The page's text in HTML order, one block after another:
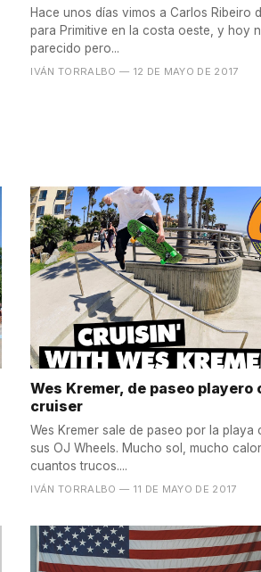
Hace unos días vimos a Carlos Ribeiro
para Primitive en la costa oeste, y hoy
parecido pero...
IVÁN TORRALBO — 12 DE MAYO DE 2017
Wes Kremer, de paseo playero
cruiser
Wes Kremer sale de paseo por la playa
sus OJ Wheels. Mucho sol, mucho
cuantos trucos....
IVÁN TORRALBO — 11 DE MAYO DE 2017